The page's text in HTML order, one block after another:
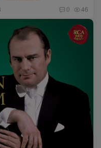
简音乐 – 音乐未来 VI (2.8MHz DSD)
0 46